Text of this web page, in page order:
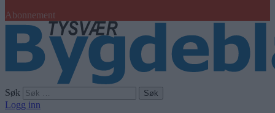
Abonnement
Søk
Logg inn